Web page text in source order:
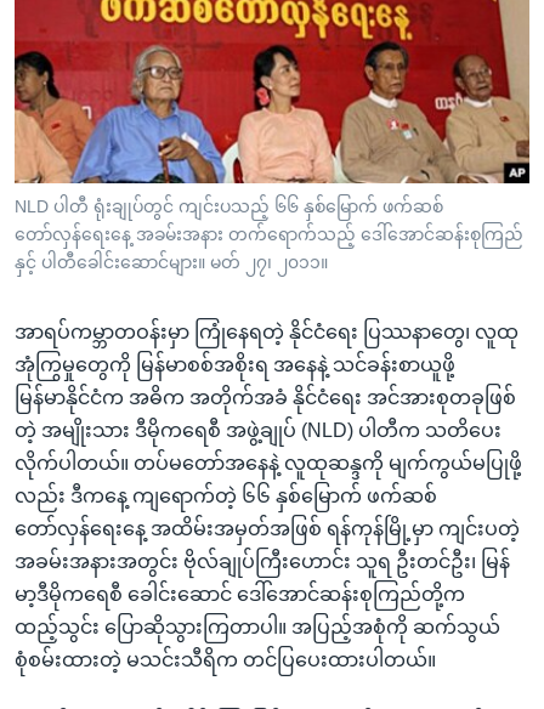
အ
ညွန်း
စာမျက်နှာ
ကျော်
ကြည့်
ရန်
ရှာဖွေ
နေရာ
သို့
ကျော်
ရန်
ရုပ်ရှင်ထဲက အင်္ဂလိပ်စာ
သုတပဒေသာ အင်္ဂလိပ်စာ
ရေဒီယို/တီဗွီအစီအစဉ်
Learning English
ဗွီအိုအေ လူမှုကွန်ယက်များ
ဘာသာစကားများ
NLD ပါတီ ရုံးချုပ်တွင် ကျင်းပသည့် ၆၆ နှစ်မြောက် ဖက်ဆစ်
တော်လှန်ရေးနေ့ အခမ်းအနား တက်ရောက်သည့် ဒေါ်အောင်ဆန်းစုကြည်
နှင့် ပါတီခေါင်းဆောင်များ။ မတ် ၂၇၊ ၂၀၁၁။
အာရပ်ကမ္ဘာတဝန်းမှာ ကြုံနေရတဲ့ နိုင်ငံရေး ပြဿနာတွေ၊ လူထု
အုံကြွမှုတွေကို မြန်မာစစ်အစိုးရ အနေနဲ့ သင်ခန်းစာယူဖို့
မြန်မာနိုင်ငံက အဓိက အတိုက်အခံ နိုင်ငံရေး အင်အားစုတခုဖြစ်
တဲ့ အမျိုးသား ဒီမိုကရေစီ အဖွဲ့ချုပ် (NLD) ပါတီက သတိပေး
လိုက်ပါတယ်။ တပ်မတော်အနေနဲ့ လူထုဆန္ဒကို မျက်ကွယ်မပြုဖို့
လည်း ဒီကနေ့ ကျရောက်တဲ့ ၆၆ နှစ်မြောက် ဖက်ဆစ်
တော်လှန်ရေးနေ့ အထိမ်းအမှတ်အဖြစ် ရန်ကုန်မြို့မှာ ကျင်းပတဲ့
အခမ်းအနားအတွင်း ဗိုလ်ချုပ်ကြီးဟောင်း သူရ ဦးတင်ဦး၊ မြန်
မာ့ဒီမိုကရေစီ ခေါင်းဆောင် ဒေါ်အောင်ဆန်းစုကြည်တို့က
ထည့်သွင်း ပြောဆိုသွားကြတာပါ။ အပြည့်အစုံကို ဆက်သွယ်
စုံစမ်းထားတဲ့ မသင်းသီရိက တင်ပြပေးထားပါတယ်။